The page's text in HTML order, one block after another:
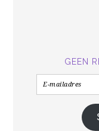
GEEN
E-
mailadres